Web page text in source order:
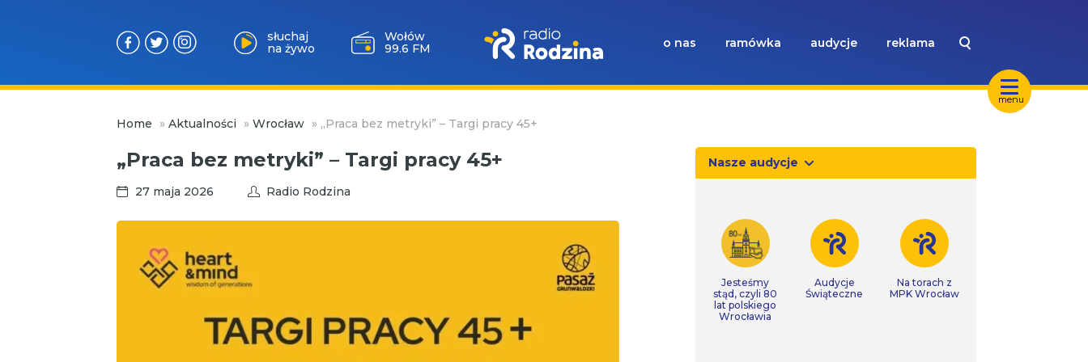
menu
słuchaj
na żywo
Wołów
99.6 FM
o nas ramówka audycje reklama
Home » Aktualności » Wrocław » „Praca bez metryki” – Targi pracy 45+
„Praca bez metryki” – Targi pracy 45+
27 maja 2026 Radio Rodzina
Nasze audycje
Jesteśmy
stąd, czyli 80
lat polskiego
Wrocławia
Audycje
Świąteczne
Na torach z
MPK Wrocław